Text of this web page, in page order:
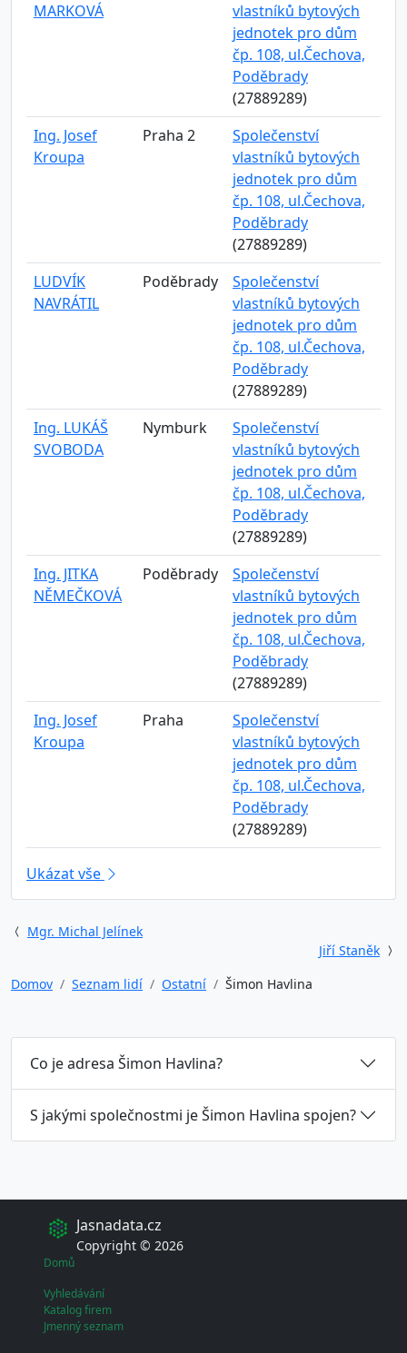
MARKOVÁ
vlastníků bytových
jednotek pro dům
čp. 108, ul.Čechova,
Poděbrady
(27889289)
Ing. Josef
Kroupa
Praha 2
Společenství
vlastníků bytových
jednotek pro dům
čp. 108, ul.Čechova,
Poděbrady
(27889289)
LUDVÍK
NAVRÁTIL
Poděbrady
Společenství
vlastníků bytových
jednotek pro dům
čp. 108, ul.Čechova,
Poděbrady
(27889289)
Ing. LUKÁŠ
SVOBODA
Nymburk
Společenství
vlastníků bytových
jednotek pro dům
čp. 108, ul.Čechova,
Poděbrady
(27889289)
Ing. JITKA
NĚMEČKOVÁ
Poděbrady
Společenství
vlastníků bytových
jednotek pro dům
čp. 108, ul.Čechova,
Poděbrady
(27889289)
Ing. Josef
Kroupa
Praha
Společenství
vlastníků bytových
jednotek pro dům
čp. 108, ul.Čechova,
Poděbrady
(27889289)
Ukázat vše
Mgr. Michal Jelínek
Jiří Staněk
Domov
Seznam lidí Ostatní Šimon Havlina
Co je adresa Šimon Havlina?
S jakými společnostmi je Šimon Havlina spojen?
Jasnadata.cz
Copyright © 2026
Domů
Vyhledávání
Katalog firem
Jmenný seznam